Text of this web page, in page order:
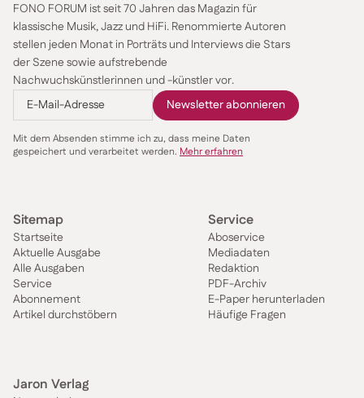
FONO FORUM ist seit 70 Jahren das Magazin für
klassische Musik, Jazz und HiFi. Renommierte Autoren
stellen jeden Monat in Porträts und Interviews die Stars
der Szene sowie aufstrebende
Nachwuchskünstlerinnen und -künstler vor.
Mit dem Absenden stimme ich zu, dass meine Daten
gespeichert und verarbeitet werden. Mehr erfahren
Sitemap
Startseite
Aktuelle Ausgabe
Alle Ausgaben
Service
Abonnement
Artikel durchstöbern
Service
Aboservice
Mediadaten
Redaktion
PDF-Archiv
E-Paper herunterladen
Häufige Fragen
Jaron Verlag